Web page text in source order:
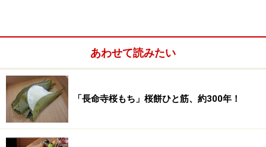
あわせて読みたい
「長命寺桜もち」桜餅ひと筋、約300年！